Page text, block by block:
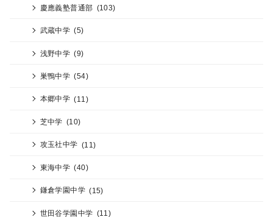
慶應義塾普通部 (103)
武蔵中学 (5)
浅野中学 (9)
巣鴨中学 (54)
本郷中学 (11)
芝中学 (10)
攻玉社中学 (11)
東海中学 (40)
鎌倉学園中学 (15)
世田谷学園中学 (11)